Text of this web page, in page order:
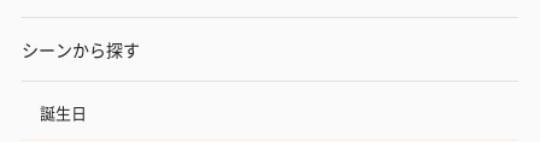
シーンから探す
誕生日